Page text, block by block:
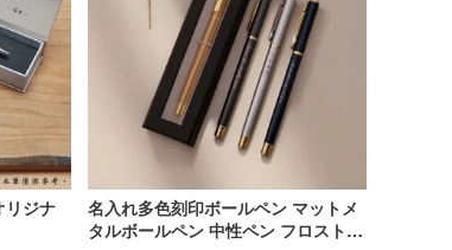
リジナ
名入れ多色刻印ボールペン マットメ
タルボールペン 中性ペン フロストタ